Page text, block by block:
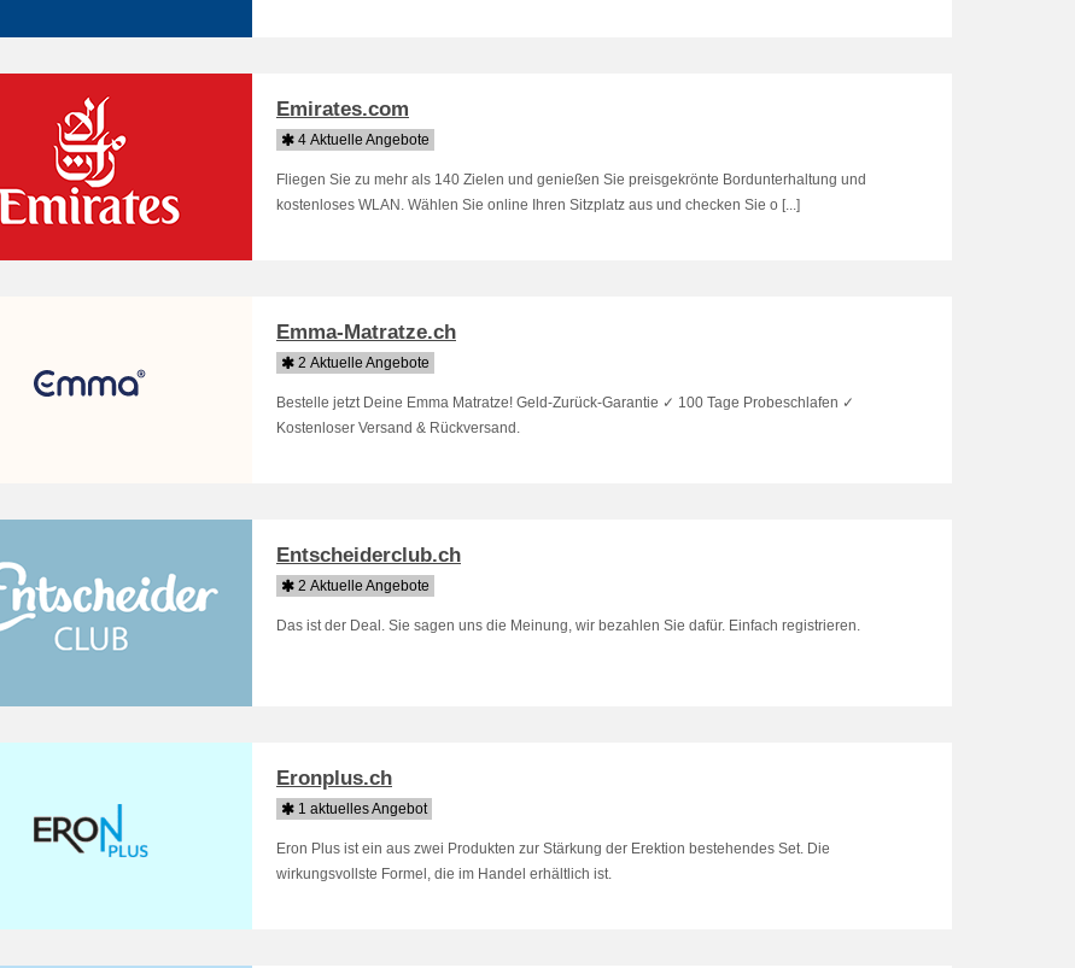
Emirates.com
4 Aktuelle Angebote
Fliegen Sie zu mehr als 140 Zielen und genießen Sie preisgekrönte Bordunterhaltung und
kostenloses WLAN. Wählen Sie online Ihren Sitzplatz aus und checken Sie o [...]
Emma-Matratze.ch
2 Aktuelle Angebote
Bestelle jetzt Deine Emma Matratze! Geld-Zurück-Garantie ✓ 100 Tage Probeschlafen ✓
Kostenloser Versand & Rückversand.
Entscheiderclub.ch
2 Aktuelle Angebote
Das ist der Deal. Sie sagen uns die Meinung, wir bezahlen Sie dafür. Einfach registrieren.
Eronplus.ch
1 aktuelles Angebot
Eron Plus ist ein aus zwei Produkten zur Stärkung der Erektion bestehendes Set. Die
wirkungsvollste Formel, die im Handel erhältlich ist.